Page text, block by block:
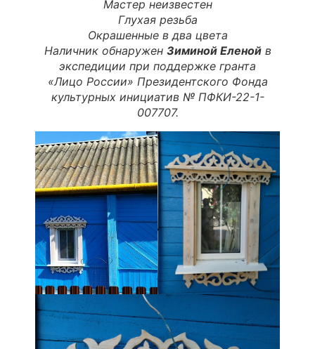
Мастер неизвестен
Глухая резьба
Окрашенные в два цвета
Наличник обнаружен Зиминой Еленойв
экспедиции при поддержке гранта
«Лицо России» Президентского Фонда
культурных инициатив № ПФКИ-22-1-
007707.